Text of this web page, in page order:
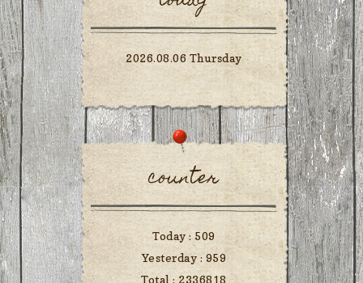
2026.08.06 Thursday
counter
Today : 509
Yesterday : 959
Total : 2336818